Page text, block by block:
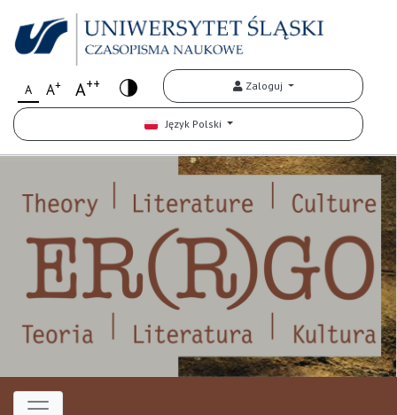
A A+ A++ Zaloguj
Język Polski